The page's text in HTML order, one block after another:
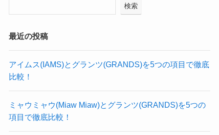
検索
最近の投稿
アイムス(IAMS)とグランツ(GRANDS)を5つの項目で徹底
比較！
ミャウミャウ(Miaw Miaw)とグランツ(GRANDS)を5つの
項目で徹底比較！